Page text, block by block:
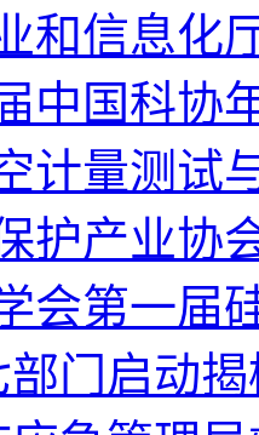
和信息化
中国科协
计量测试
护产业协
会第一届
部门启动